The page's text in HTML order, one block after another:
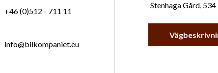
+46 (0)512 - 711 11
info@bilkompaniet.eu
Stenhaga Gård,